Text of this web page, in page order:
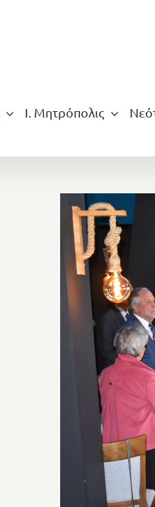
Ι. Μητρόπολις